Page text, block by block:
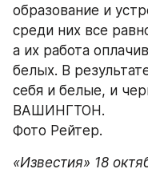
образование и
среди них все
а их работа
белых. В
себя и белые, и
ВАШИНГТОН.
Фото Рейтер.
«Известия» 18